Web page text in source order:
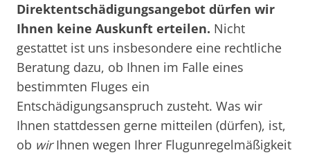
Direktentschädigungsangebot dürfen wir
Ihnen keine Auskunft erteilen. Nicht
gestattet ist uns insbesondere eine rechtliche
Beratung dazu, ob Ihnen im Falle eines
bestimmten Fluges ein
Entschädigungsanspruch zusteht. Was wir
Ihnen stattdessen gerne mitteilen (dürfen), ist,
ob wirIhnen wegen Ihrer Flugunregelmäßigkeit